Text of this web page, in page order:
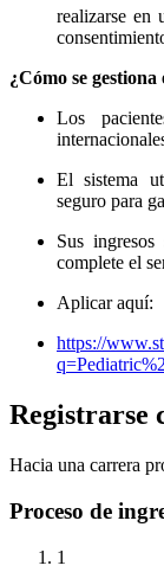
realizarse en
¿Cómo se gestiona
Los
El sistema
seguro para
Sus
complete el
Aplicar aquí:
https://
Registrarse
Hacia una carrera
Proceso de
1